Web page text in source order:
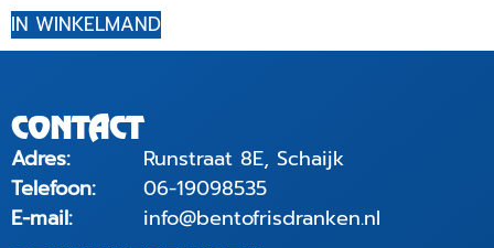
IN WINKELMAND
CONTACT
Adres:
Telefoon:
E-mail:
Runstraat 8E, Schaijk
06-19098535
info@bentofrisdranken.nl